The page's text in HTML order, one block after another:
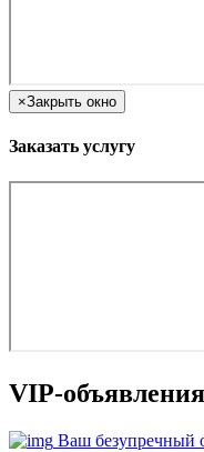
×Закрыть окно
Заказать услугу
VIP-объявления
Ваш безупречный